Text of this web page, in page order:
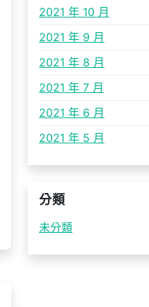
2021 年 10 月
2021 年 9 月
2021 年 8 月
2021 年 7 月
2021 年 6 月
2021 年 5 月
分類
未分類